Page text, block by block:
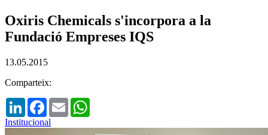
Oxiris Chemicals s'incorpora a la
Fundació Empreses IQS
13.05.2015
Comparteix:
LinkedInFacebook
Email
Institucional